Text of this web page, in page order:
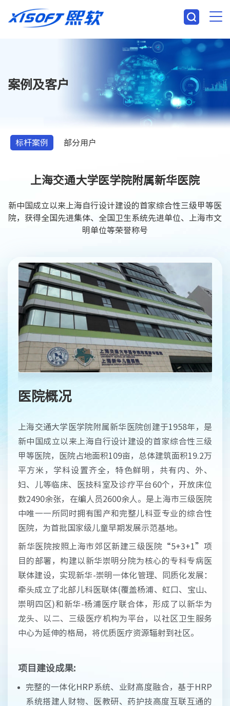
案例及客户
标杆案例 部分用户
上海交通大学医学院附属新华医院
新中国成立以来上海自行设计建设的首家综合性三级甲等医
院，获得全国先进集体、全国卫生系统先进单位、上海市文
明单位等荣誉称号
医院概况
上海交通大学医学院附属新华医院创建于1958年，是
新中国成立以来上海自行设计建设的首家综合性三级
甲等医院，医院占地面积109亩，总体建筑面积19.2万
平方米，学科设置齐全，特色鲜明，共有内、外、
妇、儿等临床、医技科室及诊疗平台60个，开放床位
数2490余张，在编人员2600余人。是上海市三级医院
中唯一一所同时拥有围产和完整儿科亚专业的综合性
医院，为首批国家级儿童早期发展示范基地。
新华医院按照上海市郊区新建三级医院“5+3+1”项
目的部署，构建以新华崇明分院为核心的专科专病医
联体建设，实现新华-崇明一体化管理、同质化发展：
牵头成立了北部儿科医联体(覆盖杨浦、虹口、宝山、
崇明四区)和新华-杨浦医疗联合体，形成了以新华为
龙头、以二、三级医疗机构为平台，以社区卫生服务
中心为延伸的格局，将优质医疗资源辐射到社区。
项目建设成果:
完整的一体化HRP系统、业财高度融合，基于HRP
系统搭建人财物、医教研、药护技高度互联互通的